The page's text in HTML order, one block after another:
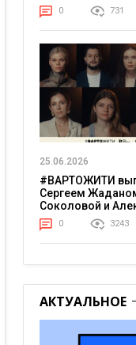
0 731
25.06.2026
#ВАРТОЖИТИ
Сергеем
Соколовой и
Тереном о жизни
напряжении
0 3243
АКТУАЛЬНОЕ